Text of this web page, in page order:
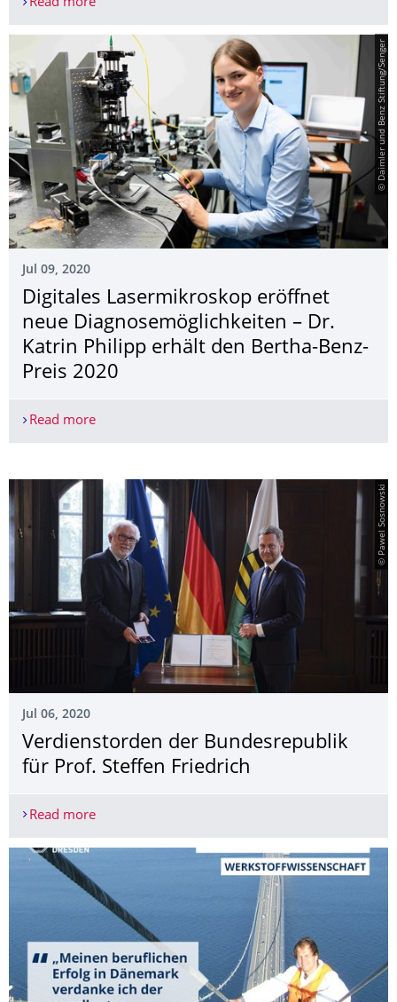
Read moreConsortium to develop a 5G and beyond
© Daimler und Benz Stiftung/Senger
Jul 09, 2020
Digitales Lasermikroskop eröffnet
neue Diagnosemöglich­keiten – Dr.
Katrin Philipp erhält den Bertha-Benz-
Preis 2020
Read moreDigitales Lasermikroskop eröffnet neue
© Pawel Sosnowski
Jul 06, 2020
Verdienstorden der Bundesrepublik
für Prof. Steffen Friedrich
Read moreVerdienstorden der Bundesrepublik für Prof.